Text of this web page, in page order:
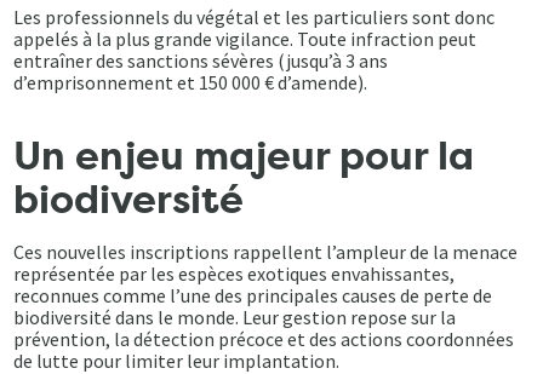
Les professionnels du végétal et les particuliers sont donc
appelés à la plus grande vigilance. Toute infraction peut
entraîner des sanctions sévères (jusqu’à 3 ans
d’emprisonnement et 150 000 € d’amende).
Un enjeu majeur pour la
biodiversité
Ces nouvelles inscriptions rappellent l’ampleur de la menace
représentée par les espèces exotiques envahissantes,
reconnues comme l’une des principales causes de perte de
biodiversité dans le monde. Leur gestion repose sur la
prévention, la détection précoce et des actions coordonnées
de lutte pour limiter leur implantation.